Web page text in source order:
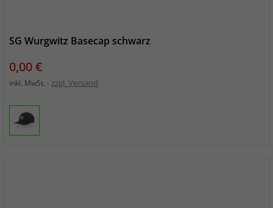
SG Wurgwitz Basecap schwarz
Preis
0,00 €
inkl. MwSt. zzgl. Versand